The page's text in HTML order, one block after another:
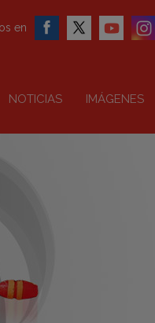
NOTICIAS IMÁGENES
en